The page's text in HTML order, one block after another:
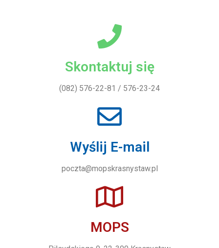
Skontaktuj się
(082) 576-22-81 / 576-23-24
Wyślij E-mail
poczta@mopskrasnystaw.pl
MOPS